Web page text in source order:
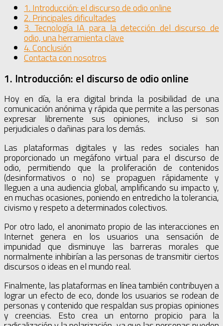
1. Introducción: el discurso de odio online
2. Principales dificultades
3. Tecnología IA para la detección del discurso de
odio, una herramienta clave
4. Conclusión
Contacta con nosotros
1. Introducción: el discurso de odio online
Hoy en día, la era digital brinda la posibilidad de una
comunicación anónima y rápida que permite a las personas
expresar libremente sus opiniones, incluso si son
perjudiciales o dañinas para los demás.
Las plataformas digitales y las redes sociales han
proporcionado un megáfono virtual para el discurso de
odio, permitiendo que la proliferación de contenidos
(desinformativos o no) se propaguen rápidamente y
lleguen a una audiencia global, amplificando su impacto y,
en muchas ocasiones, poniendo en entredicho la tolerancia,
civismo y respeto a determinados colectivos.
Por otro lado, el anonimato propio de las interacciones en
Internet genera en los usuarios una sensación de
impunidad que disminuye las barreras morales que
normalmente inhibirían a las personas de transmitir ciertos
discursos o ideas en el mundo real.
Finalmente, las plataformas en línea también contribuyen a
lograr un efecto de eco, donde los usuarios se rodean de
personas y contenido que respaldan sus propias opiniones
y creencias. Esto crea un entorno propicio para la